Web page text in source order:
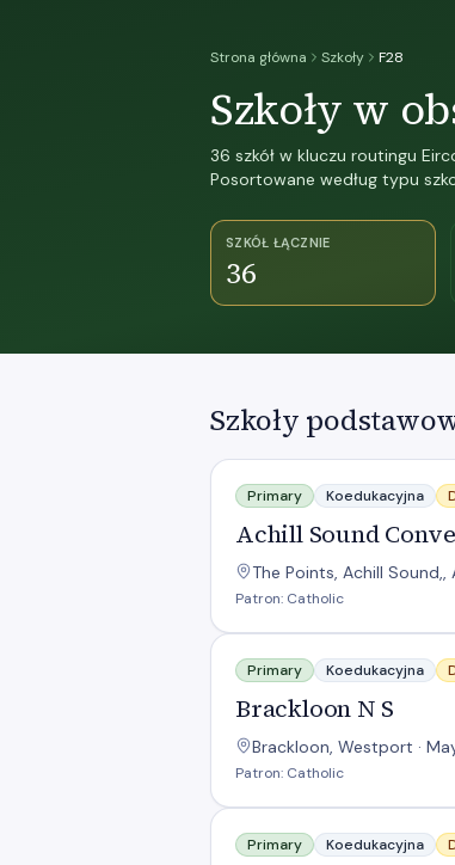
Strona główna Szkoły F28
Szkoły w
36 szkół w kluczu routingu
Posortowane według typu
SZKÓŁ ŁĄCZNIE
36
Szkoły
Achill Sound Convent Ns
Primary Koedukacyjna
Achill Sound
The Points, Achill Sound,,
Patron: Catholic
Brackloon N S
Primary Koedukacyjna
Brackloon N S
Brackloon, Westport ·
Patron: Catholic
Carraholly N S
Primary Koedukacyjna